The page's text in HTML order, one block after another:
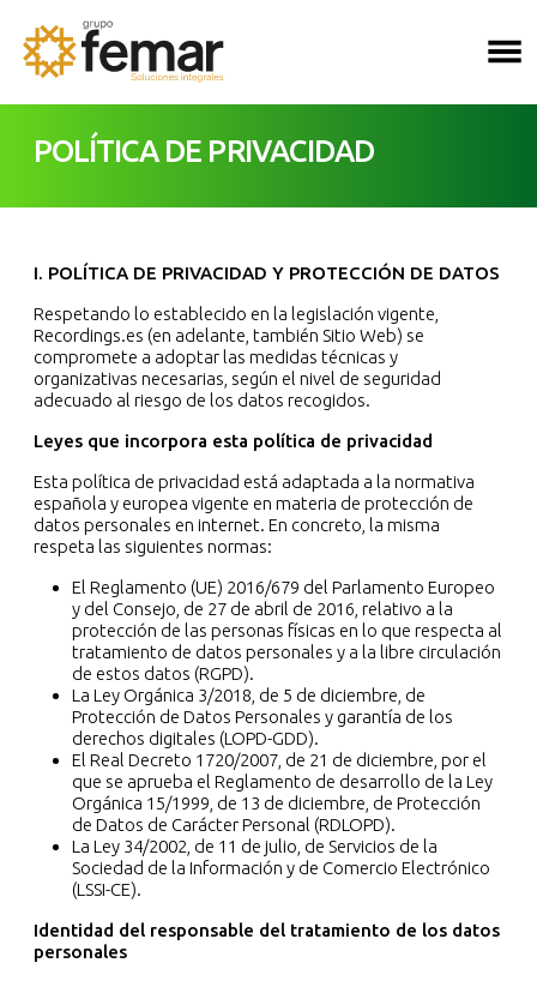
Saltar al contenido
POLÍTICA DE PRIVACIDAD
I. POLÍTICA DE PRIVACIDAD Y PROTECCIÓN DE DATOS
Respetando lo establecido en la legislación vigente,
Recordings.es (en adelante, también Sitio Web) se
compromete a adoptar las medidas técnicas y
organizativas necesarias, según el nivel de seguridad
adecuado al riesgo de los datos recogidos.
Leyes que incorpora esta política de privacidad
Esta política de privacidad está adaptada a la normativa
española y europea vigente en materia de protección de
datos personales en internet. En concreto, la misma
respeta las siguientes normas:
El Reglamento (UE) 2016/679 del Parlamento Europeo
y del Consejo, de 27 de abril de 2016, relativo a la
protección de las personas físicas en lo que respecta al
tratamiento de datos personales y a la libre circulación
de estos datos (RGPD).
La Ley Orgánica 3/2018, de 5 de diciembre, de
Protección de Datos Personales y garantía de los
derechos digitales (LOPD-GDD).
El Real Decreto 1720/2007, de 21 de diciembre, por el
que se aprueba el Reglamento de desarrollo de la Ley
Orgánica 15/1999, de 13 de diciembre, de Protección
de Datos de Carácter Personal (RDLOPD).
La Ley 34/2002, de 11 de julio, de Servicios de la
Sociedad de la Información y de Comercio Electrónico
(LSSI-CE).
Identidad del responsable del tratamiento de los datos
personales